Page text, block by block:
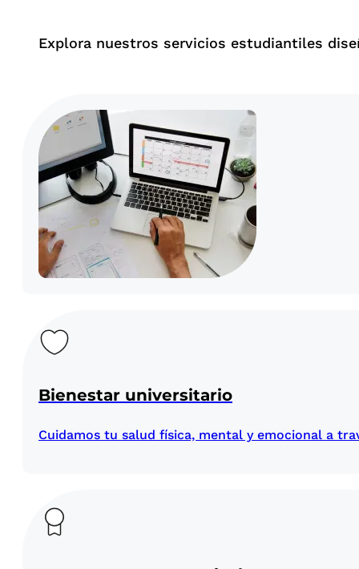
Explora nuestros servicios estudiantiles
Bienestar universitario
Cuidamos tu salud física, mental y emocional a